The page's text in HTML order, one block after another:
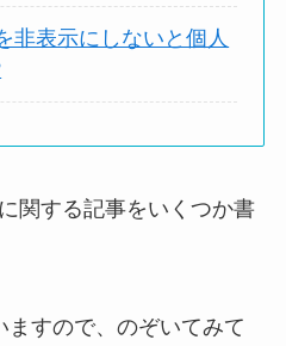
非表示にしないと個人
関する記事をいくつか書
すので、のぞいてみて